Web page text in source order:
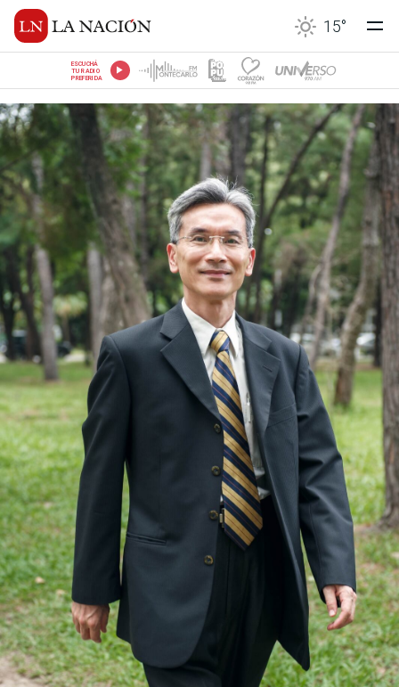
15°
ESCUCHÁ
TU RADIO
PREFERIDA